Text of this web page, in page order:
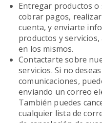
Entregar productos o
cobrar pagos,
cuenta, y enviarte
productos y
en los mismos.
Contactarte sobre
servicios. Si no
comunicaciones,
enviando un correo
También puedes
cualquier lista de